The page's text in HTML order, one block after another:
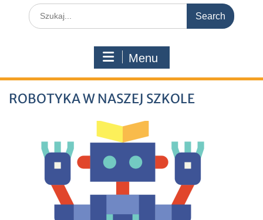
Search
for:
Menu
ROBOTYKA W NASZEJ SZKOLE